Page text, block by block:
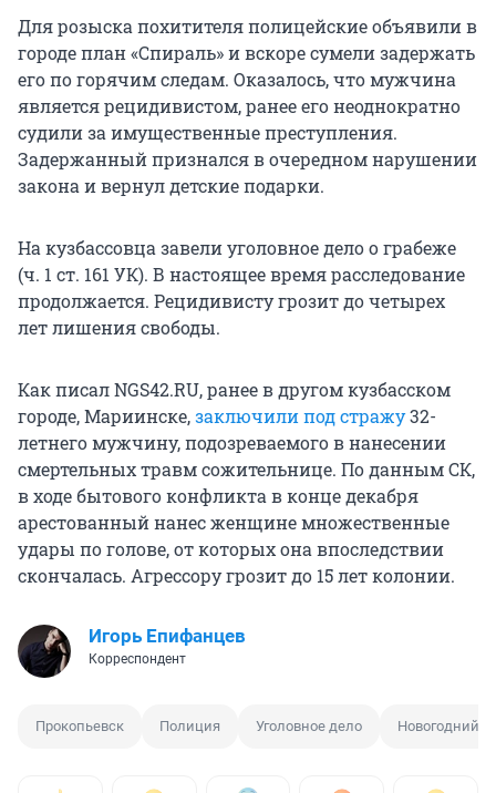
Для розыска похитителя полицейские объявили в
городе план «Спираль» и вскоре сумели задержать
его по горячим следам. Оказалось, что мужчина
является рецидивистом, ранее его неоднократно
судили за имущественные преступления.
Задержанный признался в очередном нарушении
закона и вернул детские подарки.
На кузбассовца завели уголовное дело о грабеже
(ч. 1 ст. 161 УК). В настоящее время расследование
продолжается. Рецидивисту грозит до четырех
лет лишения свободы.
Как писал NGS42.RU, ранее в другом кузбасском
городе, Мариинске,заключили под стражу32-
летнего мужчину, подозреваемого в нанесении
смертельных травм сожительнице. По данным СК,
в ходе бытового конфликта в конце декабря
арестованный нанес женщине множественные
удары по голове, от которых она впоследствии
скончалась. Агрессору грозит до 15 лет колонии.
Игорь Епифанцев
Корреспондент
Прокопьевск Полиция Уголовное дело Новогодний